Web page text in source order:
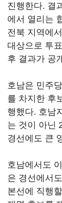
진행한다. 결
에서 열리는
전북 지역에
대상으로 투
후 결과가 공
호남은 민주
를 차지한 후
행했다. 호남
는 것이 아닌
경선에도 큰
호남에서도
은 경선에서
본선에 직행